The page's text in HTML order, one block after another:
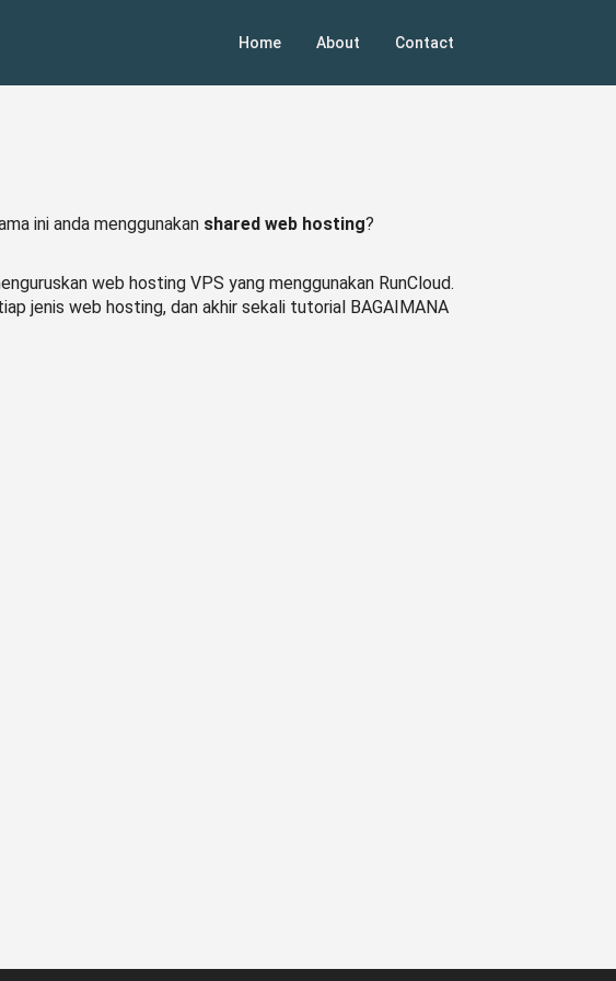
Home About Contact
ini anda menggunakan shared web hosting?
web hosting VPS yang menggunakan RunCloud.
jenis web hosting, dan akhir sekali tutorial BAGAIMANA